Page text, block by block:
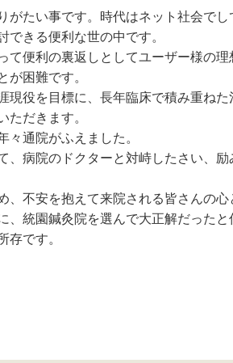
がたい事です。時代はネット社会で
できる便利な世の中です。
て便利の裏返しとしてユーザー様の
が困難です。
現役を目標に、長年臨床で積み重ね
ただきます。
々通院がふえました。
、病院のドクターと対峙したさい、
、不安を抱えて来院される皆さんの
、統園鍼灸院を選んで大正解だった
存です。